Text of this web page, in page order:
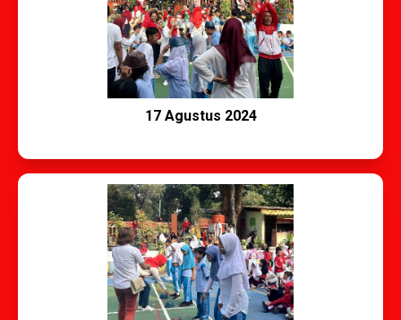
17 Agustus 2024